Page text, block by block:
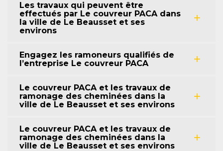
Les travaux qui peuvent être
effectués par Le couvreur PACA dans
la ville de Le Beausset et ses
environs
Engagez les ramoneurs qualifiés de
l’entreprise Le couvreur PACA
Le couvreur PACA et les travaux de
ramonage des cheminées dans la
ville de Le Beausset et ses environs
Le couvreur PACA et les travaux de
ramonage des cheminées dans la
ville de Le Beausset et ses environs